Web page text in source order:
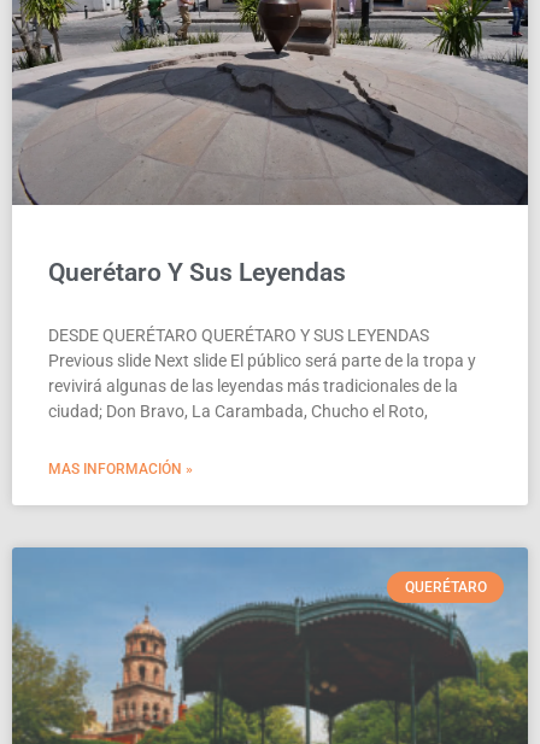
Querétaro Y Sus Leyendas
DESDE QUERÉTARO QUERÉTARO Y SUS LEYENDAS
Previous slide Next slide El público será parte de la tropa y
revivirá algunas de las leyendas más tradicionales de la
ciudad; Don Bravo, La Carambada, Chucho el Roto,
MAS INFORMACIÓN »
QUERÉTARO